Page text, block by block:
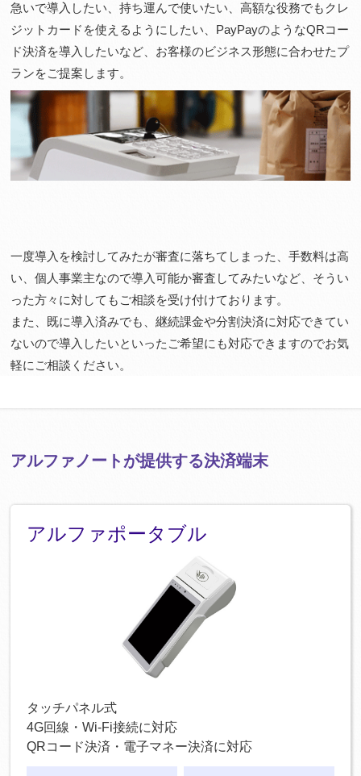
急いで導入したい、持ち運んで使いたい、高額な役務でもクレ
ジットカードを使えるようにしたい、PayPayのようなQRコー
ド決済を導入したいなど、お客様のビジネス形態に合わせたプ
ランをご提案します。
一度導入を検討してみたが審査に落ちてしまった、手数料は高
い、個人事業主なので導入可能か審査してみたいなど、そうい
った方々に対してもご相談を受け付けております。
また、既に導入済みでも、継続課金や分割決済に対応できてい
ないので導入したいといったご希望にも対応できますのでお気
軽にご相談ください。
アルファノートが提供する決済端末
アルファポータブル
タッチパネル式
4G回線・Wi-Fi接続に対応
QRコード決済・電子マネー決済に対応